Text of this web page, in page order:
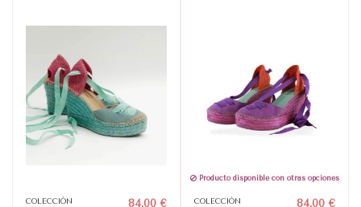
COLECCIÓN 84,00 €
Producto disponible con otras opciones
COLECCIÓN 84,00 €